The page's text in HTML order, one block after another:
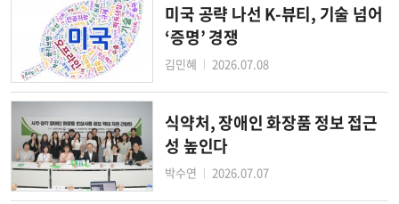
미국 공략 나선 K-뷰티, 기술 넘어
‘증명’ 경쟁
김민혜 │ 2026.07.08
식약처, 장애인 화장품 정보 접근
성 높인다
박수연 │ 2026.07.07